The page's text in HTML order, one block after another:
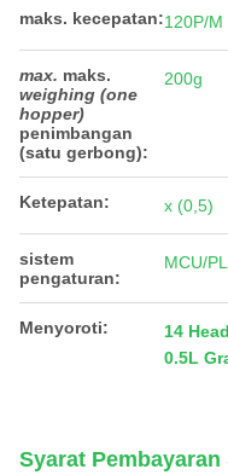
maks. kecepatan:120P/M
max. maks.
weighing (one
hopper)
penimbangan
(satu gerbong):
200g
Ketepatan: x (0,5)
sistem
pengaturan:
MCU/
Menyoroti: 14
0.5L
Syarat